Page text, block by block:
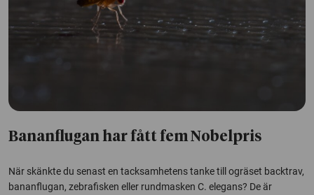
Bananflugan har fått fem Nobelpris
När skänkte du senast en tacksamhetens tanke till ogräset backtrav,
bananflugan, zebrafisken eller rundmasken C. elegans? De är